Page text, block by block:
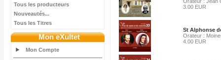
Tous les producteurs
Nouveautés...
Tous les Titres
Mon eXultet
Mon Compte
3.00 EUR
St Alphonse
Orateur :
4.00 EUR